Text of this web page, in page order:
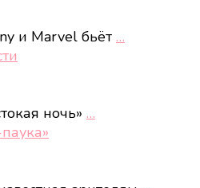
и Marvel бьёт …
ночь» …